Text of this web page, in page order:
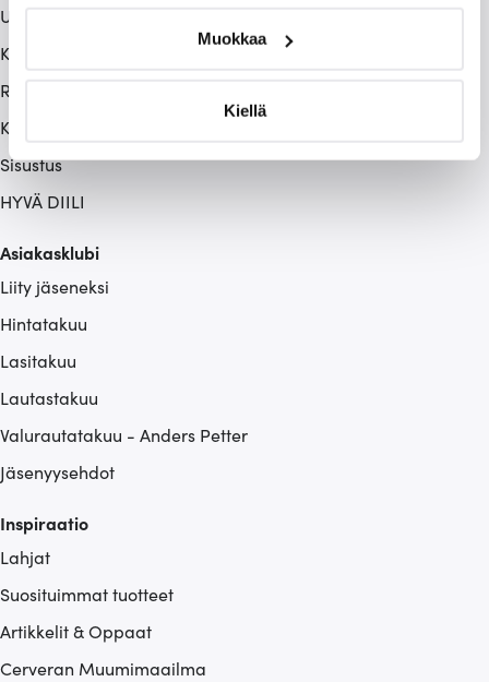
aktiivisesti (sormenjäljen muodostaminen)
tiedot-osiossa
evästeilmoituksessa.
Käytämme evästeitä tarjoamamme sisällön ja mainosten
tukemiseen ja kävijämäärämme analysoimiseen. Lisäksi
jaamme sosiaalisen median, mainosalan ja analytiikka-
alan kumppaneillemme tietoja siitä, miten käytät
tietoja muihin tietoihin, joita olet antanut heille tai joita on
kerätty, kun olet käyttänyt heidän palvelujaan.
Muokkaa
Kiellä
Uutuudet
Keittiökoneet
Ruoanlaitto
Kattaus
Sisustus
HYVÄ DIILI
Asiakasklubi
Liity jäseneksi
Hintatakuu
Lasitakuu
Lautastakuu
Valurautatakuu - Anders Petter
Jäsenyysehdot
Inspiraatio
Lahjat
Suosituimmat tuotteet
Artikkelit & Oppaat
Cerveran Muumimaailma